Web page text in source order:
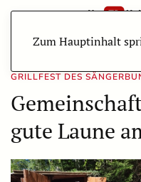
Zum Hauptinhalt
GRILLFEST DES
gute Laune